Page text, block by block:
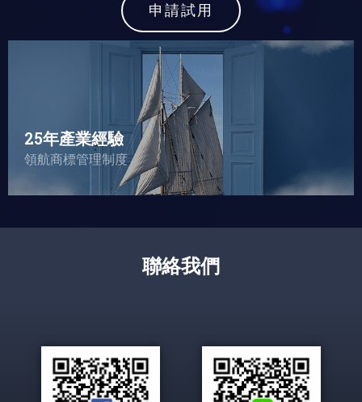
申請試用
25年產業經驗
領航商標管理制度
IT團隊+IP專家，台灣唯一的專業組合，我們已
經深根在國內25年，導入廠商500+，服務能量
聯絡我們